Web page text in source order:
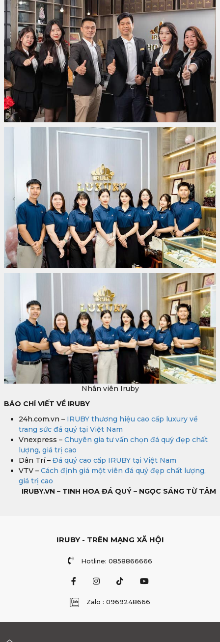
Nhân viên Iruby
BÁO CHÍ VIẾT VỀ IRUBY
24h.com.vn – IRUBY thương hiệu cao cấp luxury về
trang sức đá quý tại Việt Nam
Vnexpress – Chuyên gia tư vấn chọn đá quý đẹp chất
lượng, giá trị cao
Dân Trí – Đá quý cao cấp IRUBY tại Việt Nam
VTV – Cách định giá một viên đá quý đẹp chất lượng,
giá trị cao
IRUBY.VN – TINH HOA ĐÁ QUÝ – NGỌC SÁNG TỪ TÂM
IRUBY - TRÊN MẠNG XÃ HỘI
Hotline: 0858866666
Zalo : 0969248666